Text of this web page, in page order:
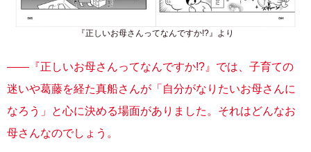
『正しいお母さんってなんですか!?』より
――『正しいお母さんってなんですか!?』では、子育ての
迷いや葛藤を経た真船さんが「自分がなりたいお母さんに
なろう」と心に決める場面がありました。それはどんなお
母さんなのでしょう。